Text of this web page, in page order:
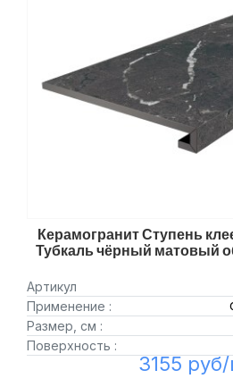
Керамогранит Ступень
Тубкаль чёрный матовый
Артикул
Применение :
Размер, см :
Поверхность :
3155